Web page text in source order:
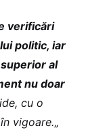
verificări
politic, iar
al
nu doar
cu o
vigoare.„